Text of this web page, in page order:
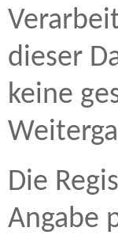
dieser
keine
Die
Angabe